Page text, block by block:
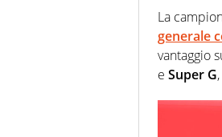
La
generale
vantaggio
e Super G